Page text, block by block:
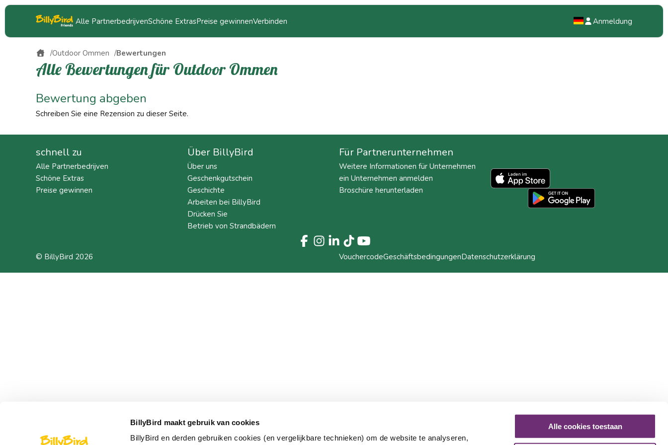
BillyBird maakt gebruik van cookies
BillyBird en derden gebruiken cookies (en vergelijkbare technieken) om de website te analyseren,
Alle cookies toestaan
Alle PartnerbedrijvenSchöne ExtrasPreise gewinnenVerbinden Anmeldung
Outdoor Ommen Bewertungen
Alle Bewertungen für Outdoor Ommen
Bewertung abgeben
Schreiben Sie eine Rezension zu dieser Seite.
schnell zu
Alle Partnerbedrijven
Schöne Extras
Preise gewinnen
Über BillyBird
Über uns
Geschenkgutschein
Geschichte
Arbeiten bei BillyBird
Drücken Sie
Betrieb von Strandbädern
Für Partnerunternehmen
Weitere Informationen für Unternehmen
ein Unternehmen anmelden
Broschüre herunterladen
© BillyBird 2026 VouchercodeGeschäftsbedingungenDatenschutzerklärung